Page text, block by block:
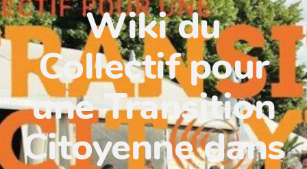
Wiki du
Collectif pour
une Transition
Citoyenne dans